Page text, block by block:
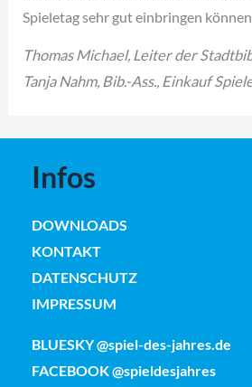
Spieletag sehr gut einbringen können.
Thomas Michael, Leiter der
Tanja Nahm, Bib.-Ass., Einkauf
Infos
DOWNLOADS
KONTAKT
DATENSCHUTZ
IMPRESSUM
BLUESKY @spiel-des-jahres.de
FACEBOOK @spieldesjahres